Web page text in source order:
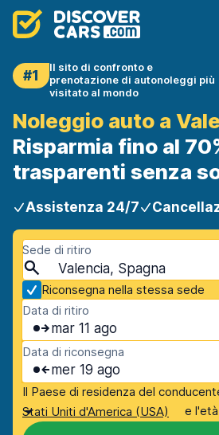
#1
Il sito di confronto e
prenotazione di autonoleggi più
visitato al mondo
Noleggio auto a
Risparmia fino al
trasparenti senza
Assistenza 24/7
Sede di ritiro
Valencia, Spagna
Riconsegna nella stessa sede
Data di ritiro
mar 11 ago
Data di riconsegna
mer 19 ago
Il Paese di residenza del
Stati Uniti d'America (USA)
e